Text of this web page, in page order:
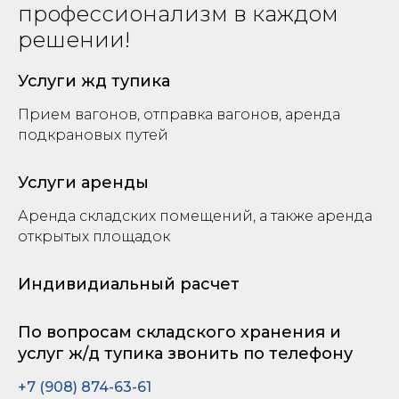
профессионализм в каждом
решении!
Услуги жд тупика
Прием вагонов, отправка вагонов, аренда
подкрановых путей
Услуги аренды
Аренда складских помещений, а также аренда
открытых площадок
Индивидиальный расчет
По вопросам складского хранения и
услуг ж/д тупика звонить по телефону
+7 (908) 874-63-61